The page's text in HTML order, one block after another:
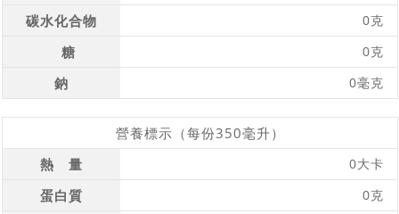
碳水化合物 0克
糖 0克
鈉 0毫克
營養標示（每份350毫升）
熱 量
0大卡
蛋白質 0克